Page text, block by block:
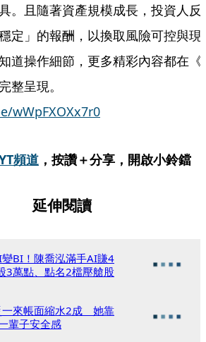
。且隨著資產規模成長，投資人反
定」的報酬，以換取風險可控與現
道操作細節，更多精彩內容都在《
整呈現。
wWpFXOXx7r0
頻道 ，按讚＋分享，開啟小鈴鐺
延伸閱讀
BI！陳喬泓滿手AI賺4
萬點、點名2檔壓艙股
一來帳面縮水2成 她靠
輩子安全感